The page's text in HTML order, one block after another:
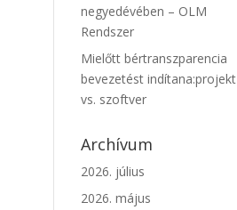
negyedévében – OLM
Rendszer
Mielőtt bértranszparencia
bevezetést indítana:projekt
vs. szoftver
Archívum
2026. július
2026. május